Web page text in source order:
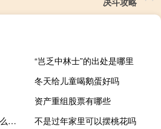
“岂乏中林士”的出处是哪里
冬天给儿童喝鹅蛋好吗
资产重组股票有哪些
劳务合同和劳动合同有什么不同
不是过年家里可以摆桃花吗